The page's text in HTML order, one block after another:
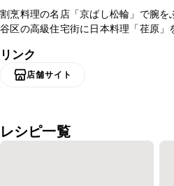
割烹料理の名店「京ばし松輪」で腕
谷区の高級住宅街に日本料理「荏原」
リンク
店舗サイト
レシピ一覧